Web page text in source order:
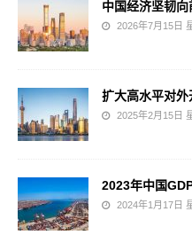
中国经济坚韧向
2026年7月15日
扩大高水平对
2025年2月15日
2023年中国
2024年1月17日